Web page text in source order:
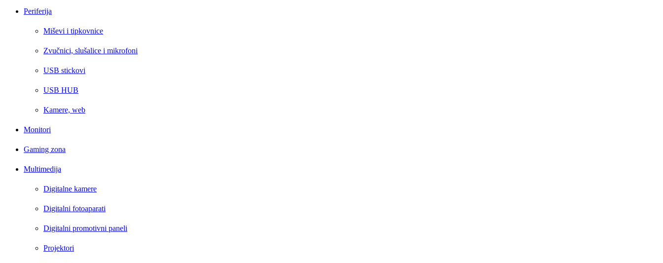
Periferija
Miševi i tipkovnice
Zvučnici, slušalice i mikrofoni
USB stickovi
USB HUB
Kamere, web
Monitori
Gaming zona
Multimedija
Digitalne kamere
Digitalni fotoaparati
Digitalni promotivni paneli
Projektori